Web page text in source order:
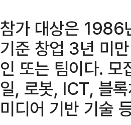
참가 대상은 1986
기준 창업 3년 미
인 또는 팀이다.
일, 로봇, ICT, 블
미디어 기반 기술